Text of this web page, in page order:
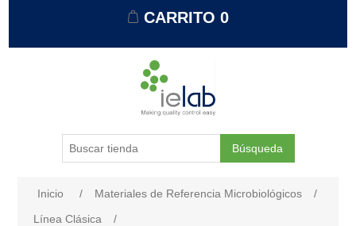
CARRITO 0
Búsqueda
Inicio / Materiales de Referencia Microbiológicos
/
Línea Clásica
/